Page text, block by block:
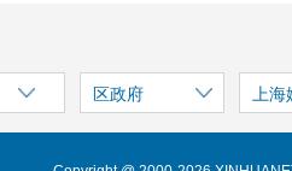
区政府 上